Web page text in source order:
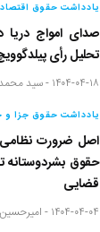
یادداشت حقوق
صدای امواج دریا
تحلیل رأی
۱۴۰۴-۰۴-۱۸ - سید
یادداشت حقوق جزا و
اصل ضرورت نظامی
حقوق بشردوستانه
قضایی
۱۴۰۴-۰۴-۰۴ -